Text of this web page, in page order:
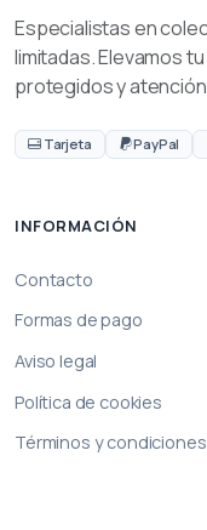
Especialistas en
limitadas. Elevamos
protegidos y
Tarjeta PayPal
INFORMACIÓN
Contacto
Formas de pago
Aviso legal
Política de cookies
Términos y condiciones